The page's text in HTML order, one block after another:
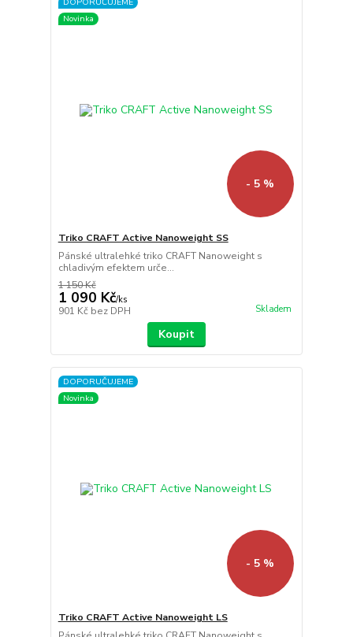
Novinka
- 5 %
Triko CRAFT Active Nanoweight SS
Pánské ultralehké triko CRAFT Nanoweight s
chladivým efektem urče...
1 150 Kč
1 090 Kč/ks
901 Kč bez DPH Skladem
Koupit
DOPORUČUJEME
Novinka
- 5 %
Triko CRAFT Active Nanoweight LS